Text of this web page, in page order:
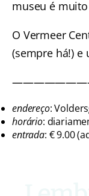
museu é
O Vermeer
(sempre há!) e
endereço:
horário:
entrada: € 9.00